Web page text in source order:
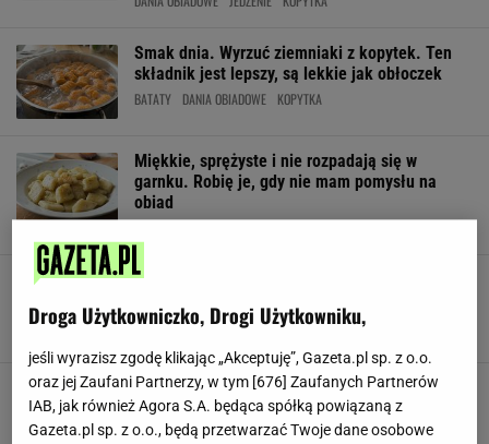
Smak dnia. Wyrzuć ziemniaki z kopytek. Ten
składnik jest lepszy, są lekkie jak obłoczek
BATATY DANIA OBIADOWE KOPYTKA
Miękkie, sprężyste i nie rozpadają się w
garnku. Robię je, gdy nie mam pomysłu na
obiad
Niby klasyka, ale w zaskakującej wersji. Takie
BATATY KOPYTKA NEWS
Kopytka zawsze będą jędrne i mięciutkie.
Jednej rzeczy unikaj jak ognia
KLUSKI KOPYTKA NEWS
Droga Użytkowniczko, Drogi Użytkowniku,
jeśli wyrazisz zgodę klikając „Akceptuję”, Gazeta.pl sp. z o.o.
oraz jej Zaufani Partnerzy, w tym [676] Zaufanych Partnerów
IAB, jak również Agora S.A. będąca spółką powiązaną z
Gazeta.pl sp. z o.o., będą przetwarzać Twoje dane osobowe